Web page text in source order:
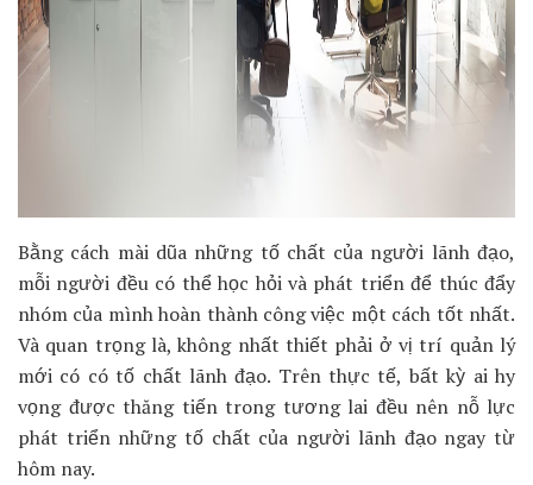
Bằng cách mài dũa những tố chất của người lãnh đạo,
mỗi người đều có thể học hỏi và phát triển để thúc đẩy
nhóm của mình hoàn thành công việc một cách tốt nhất.
Và quan trọng là, không nhất thiết phải ở vị trí quản lý
mới có có tố chất lãnh đạo. Trên thực tế, bất kỳ ai hy
vọng được thăng tiến trong tương lai đều nên nỗ lực
phát triển những tố chất của người lãnh đạo ngay từ
hôm nay.